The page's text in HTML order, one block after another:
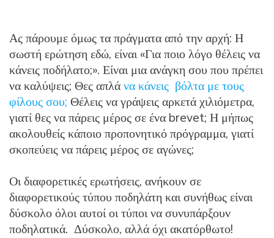
Ας πάρουμε όμως τα πράγματα από την αρχή: Η
σωστή ερώτηση εδώ, είναι «Για ποιο λόγο θέλεις να
κάνεις ποδήλατο;». Είναι μια ανάγκη σου που πρέπει
να καλύψεις; Θες απλάνα κάνεις βόλτα με τους
φίλους σου; Θέλεις να γράψεις αρκετά χιλιόμετρα,
γιατί θες να πάρεις μέρος σε ένα brevet; Η μήπως
ακολουθείς κάποιο προπονητικό πρόγραμμα, γιατί
σκοπεύεις να πάρεις μέρος σε αγώνες;
Οι διαφορετικές ερωτήσεις, ανήκουν σε
διαφορετικούς τύπου ποδηλάτη και συνήθως είναι
δύσκολο όλοι αυτοί οι τύποι να συνυπάρξουν
ποδηλατικά. Δύσκολο, αλλά όχι ακατόρθωτο!